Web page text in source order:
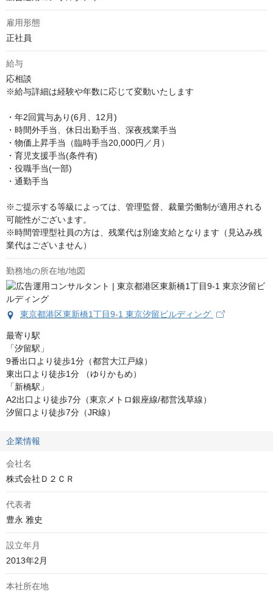
雇用形態
正社員
給与
応相談
※給与詳細は経験や年数に応じて変動いたします
・年2回賞与あり(6月、12月)
・時間外手当、休日出勤手当、深夜残業手当
・物価上昇手当（臨時手当20,000円／月）
・育児支援手当(条件有)
・役職手当(一部)
・通勤手当
※ご提示する等級によっては、管理監督、裁量労働制が適用される
可能性がございます。
※時間管理型社員の方は、残業代は別途支給となります（見込み残
業代はございません）
勤務地の所在地/地図
東京都港区東新橋1丁目9-1 東京汐留ビルディング
最寄り駅
「汐留駅」
9番出口より徒歩1分（都営大江戸線）
東出口より徒歩1分 （ゆりかもめ）
「新橋駅」
A2出口より徒歩7分（東京メトロ銀座線/都営浅草線）
汐留口より徒歩7分（JR線）
企業情報
会社名
株式会社Ｄ２ＣＲ
代表者
豊永 雅史
設立年月
2013年2月
本社所在地